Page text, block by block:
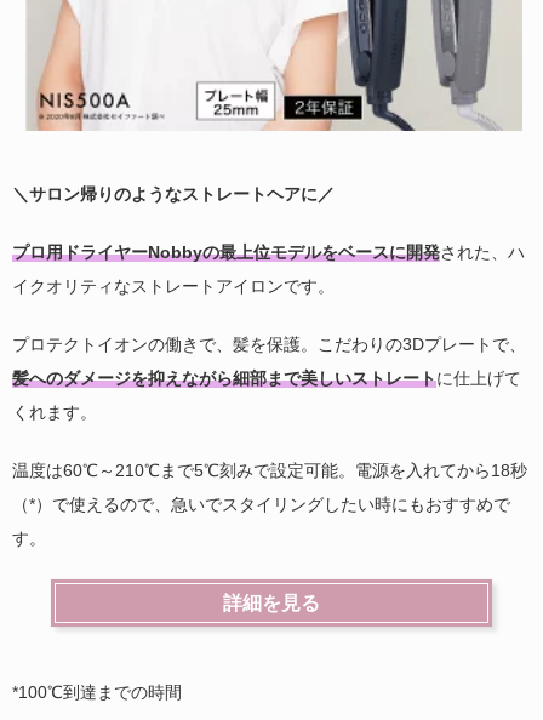
＼サロン帰りのようなストレートヘアに／
プロ用ドライヤーNobbyの最上位モデルをベースに開発された、ハ
イクオリティなストレートアイロンです。
プロテクトイオンの働きで、髪を保護。こだわりの3Dプレートで、
髪へのダメージを抑えながら細部まで美しいストレートに仕上げて
くれます。
温度は60℃～210℃まで5℃刻みで設定可能。電源を入れてから18秒
（*）で使えるので、急いでスタイリングしたい時にもおすすめで
す。
詳細を見る
*100℃到達までの時間